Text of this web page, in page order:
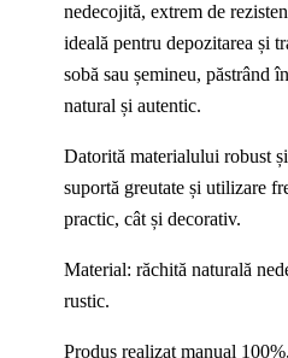
nedecojită, extrem de
ideală pentru depozitarea și
sobă sau șemineu, păstrând
natural și autentic.
Datorită materialului robust
suportă greutate și utilizare
practic, cât și decorativ.
Material: răchită naturală
rustic.
Produs realizat manual